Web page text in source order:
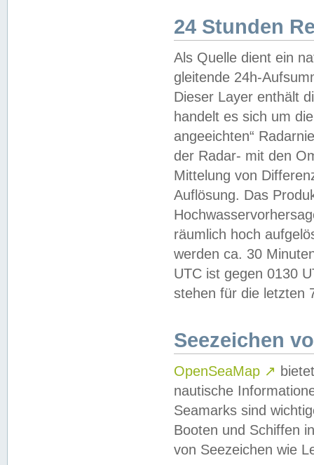
24 Stunden
Als Quelle dient ein
gleitende 24h-
Dieser Layer enthält
handelt es sich um
angeeichten“
der Radar- mit den
Mittelung von
Auflösung. Das
räumlich hoch
werden ca. 30
UTC ist gegen 0130
stehen für die letzten
Seezeichen
OpenSeaMap ↗
nautische
Seamarks sind
Booten und Schiffen
von Seezeichen wie